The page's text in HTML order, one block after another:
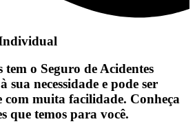
Individual
o Seguro de Acidentes
sua necessidade e pode ser
com muita facilidade. Conheça
que temos para você.